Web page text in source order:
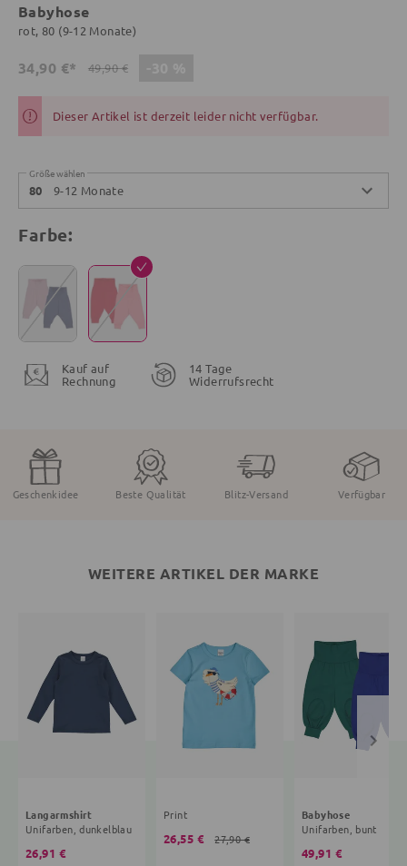
Babyhose
rot, 80 (9-12 Monate)
34,90 €* 49,90 €
Dieser Artikel ist derzeit leider nicht verfügbar.
Größe wählen
80 9-12 Monate
Farbe:
Kauf auf
Rechnung
14 Tage
Widerrufsrecht
Geschenkidee Beste Qualität Blitz-Versand Verfügbar
WEITERE ARTIKEL DER MARKE
Langarmshirt
Unifarben, dunkelblau
26,91 €
Print
26,55 € 27,90 €
Babyhose
Unifarben, bunt
49,91 €